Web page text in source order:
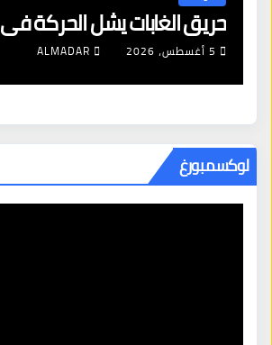
التضخم وارتفاع الأسعار في هولندا
ALMADAR
لوكسمبورغ